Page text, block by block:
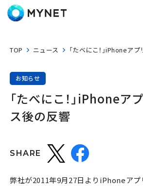
TOP ニュース 「たべにこ！」iPhoneア
お知らせ
「たべにこ！」iPhoneア
ス後の反響
SHARE
弊社が2011年9月27日よりiPhoneアプ